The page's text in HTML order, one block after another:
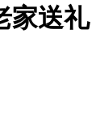
家送